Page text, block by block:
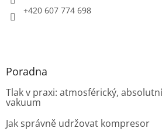
+420 607 774 698
Poradna
Tlak v praxi: atmosférický,
vakuum
Jak správně udržovat kompresor